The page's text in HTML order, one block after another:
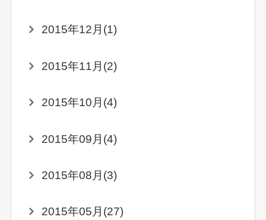
2015年12月(1)
2015年11月(2)
2015年10月(4)
2015年09月(4)
2015年08月(3)
2015年05月(27)